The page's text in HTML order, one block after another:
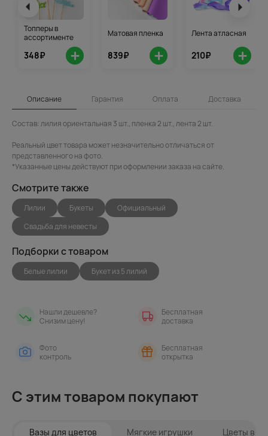
Топперы в
ассортименте
348₽ +
Матовая пленка
839₽ +
Лента атласная
210₽ +
Описание Гарантия Оплата Доставка
Состав: лилия ориентальная 3 шт., пленка 2 шт., лента 2 шт.
Реальный цвет товара может незначительно отличаться от
представленного на фото.
*Указанные цены действуют при оформлении заказа на сайте.
Смотрите также
Лилии Букеты
Официальный
Свадьба для невесты
Подборки с товаром
Белые лилии Букет из 5 лилий
Нашли дешевле?
Снизим цену!
Бесплатная
доставка
Фото
контроль
Бесплатная
открытка
С этим товаром покупают
Вазы для цветов Мягкие игрушки Цветы в